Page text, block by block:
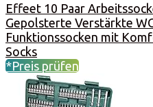
Effeet 10 Paar
Gepolsterte Verstärkte
Funktionssocken mit
Socks
*Preis prüfen